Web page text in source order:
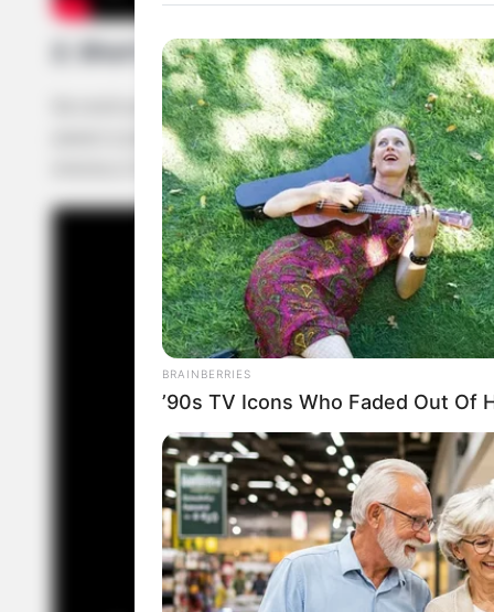
2. Short de crochê blogueirinha
Se você quiser um short no estilo blogueirinha,
passo a passo a seguir, retirado do canalIna
ensina a fazer uma saída de praia em duas
BRAINBERRIES
’90s TV Icons Who Faded Out Of